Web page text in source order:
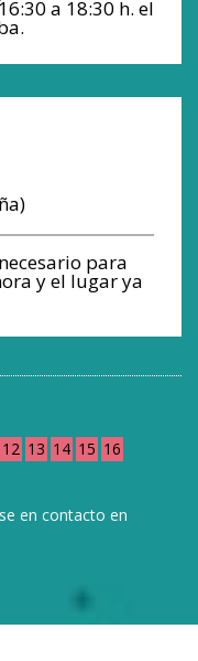
a 18:30 h. el
para
y el lugar ya
12 13 14 15 16
en contacto en